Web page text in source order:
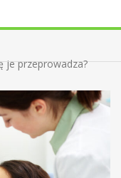
je przeprowadza?